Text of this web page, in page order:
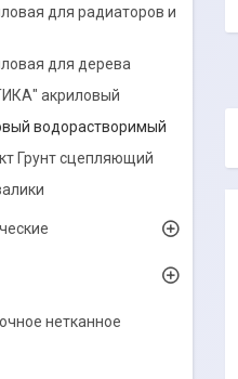
для радиаторов и
для дерева
акриловый
водорастворимый
Грунт сцепляющий
нетканное